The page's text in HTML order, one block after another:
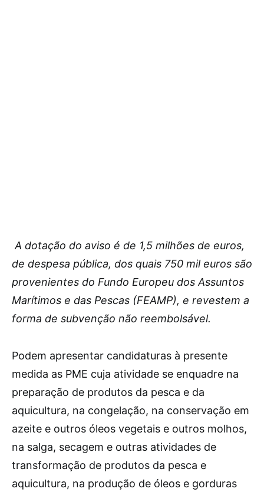
A dotação do aviso é de 1,5 milhões de euros,
de despesa pública, dos quais 750 mil euros são
provenientes do Fundo Europeu dos Assuntos
Marítimos e das Pescas (FEAMP), e revestem a
forma de subvenção não reembolsável.
Podem apresentar candidaturas à presente
medida as PME cuja atividade se enquadre na
preparação de produtos da pesca e da
aquicultura, na congelação, na conservação em
azeite e outros óleos vegetais e outros molhos,
na salga, secagem e outras atividades de
transformação de produtos da pesca e
aquicultura, na produção de óleos e gorduras